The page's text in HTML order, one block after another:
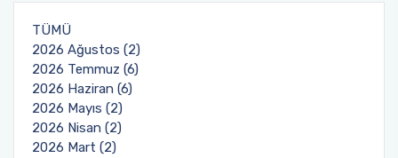
TÜMÜ
2026 Ağustos (2)
2026 Temmuz (6)
2026 Haziran (6)
2026 Mayıs (2)
2026 Nisan (2)
2026 Mart (2)